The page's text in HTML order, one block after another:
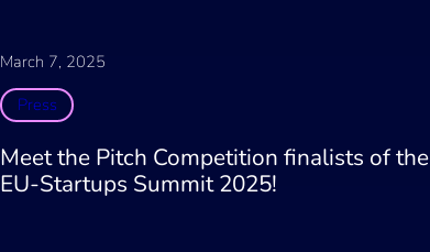
March 7, 2025
Press
Meet the Pitch Competition finalists of the
EU-Startups Summit 2025!